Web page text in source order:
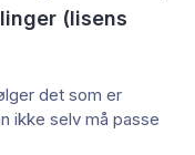
(lisens
det som er
ikke selv må passe